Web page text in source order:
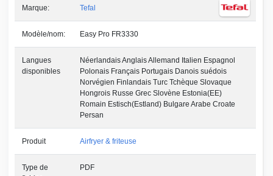
Marque: Tefal
Modèle/nom: Easy Pro FR3330
Langues
disponibles
Néerlandais Anglais Allemand Italien Espagnol
Polonais Français Portugais Danois suédois
Norvégien Finlandais Turc Tchèque Slovaque
Hongrois Russe Grec Slovène Estonia(EE)
Romain Estisch(Estland) Bulgare Arabe Croate
Persan
Produit Airfryer & friteuse
Type de
PDF